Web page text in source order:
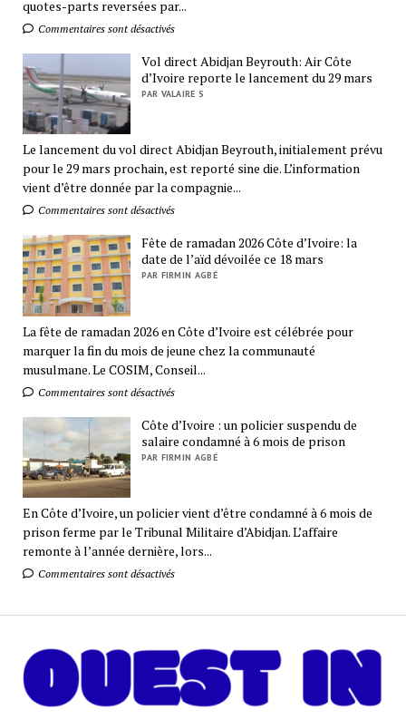
quotes-parts reversées par...
Commentaires sont désactivés
Vol direct Abidjan Beyrouth: Air Côte
d’Ivoire reporte le lancement du 29 mars
PAR VALAIRE S
Le lancement du vol direct Abidjan Beyrouth, initialement prévu
pour le 29 mars prochain, est reporté sine die. L’information
vient d’être donnée par la compagnie...
Commentaires sont désactivés
Fête de ramadan 2026 Côte d’Ivoire: la
date de l’aïd dévoilée ce 18 mars
PAR FIRMIN AGBÉ
La fête de ramadan 2026 en Côte d’Ivoire est célébrée pour
marquer la fin du mois de jeune chez la communauté
musulmane. Le COSIM, Conseil...
Commentaires sont désactivés
Côte d’Ivoire : un policier suspendu de
salaire condamné à 6 mois de prison
PAR FIRMIN AGBÉ
En Côte d’Ivoire, un policier vient d’être condamné à 6 mois de
prison ferme par le Tribunal Militaire d’Abidjan. L’affaire
remonte à l’année dernière, lors...
Commentaires sont désactivés